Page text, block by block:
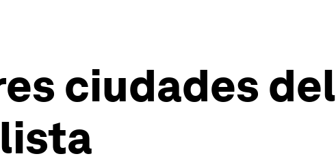
ciudades del